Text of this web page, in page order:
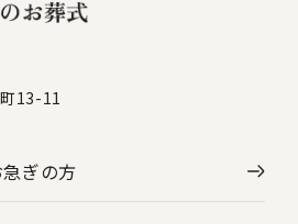
13-11
ぎの方